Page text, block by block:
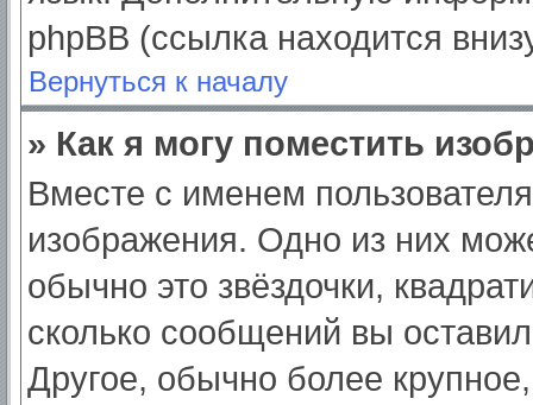
phpBB (ссылка находится
Вернуться к началу
» Как я могу поместить
Вместе с именем
изображения. Одно из них
обычно это звёздочки,
сколько сообщений вы
Другое, обычно более